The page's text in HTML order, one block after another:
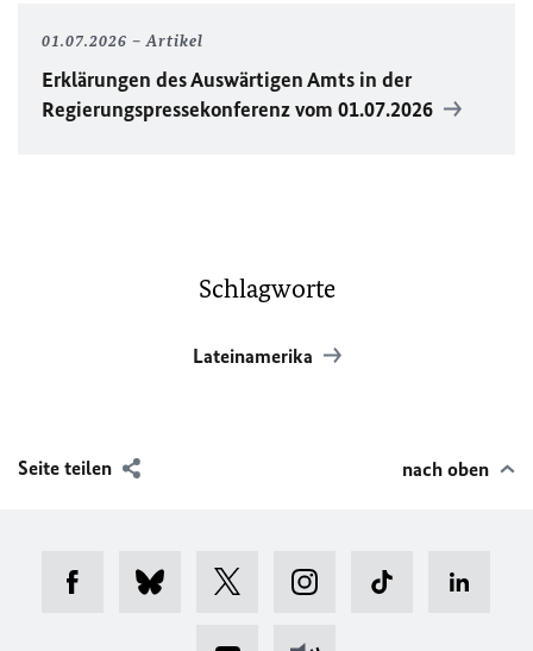
01.07.2026 Artikel
Erklärungen des Auswärtigen Amts in der
Regierungspressekonferenz vom 01.07.2026
Schlagworte
Lateinamerika
Seite teilen nach oben